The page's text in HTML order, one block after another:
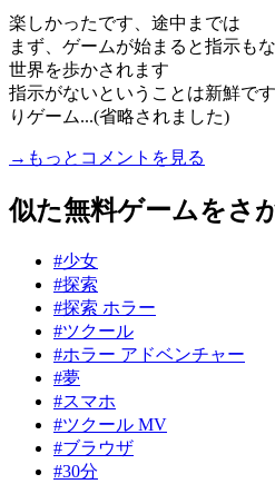
楽しかったです、途中までは
まず、ゲームが始まると指示も
世界を歩かされます
指示がないということは新鮮で
りゲーム...(省略されました)
→もっとコメントを見る
似た無料ゲームをさ
#少女
#探索
#探索 ホラー
#ツクール
#ホラー アドベンチャー
#夢
#スマホ
#ツクール MV
#ブラウザ
#30分